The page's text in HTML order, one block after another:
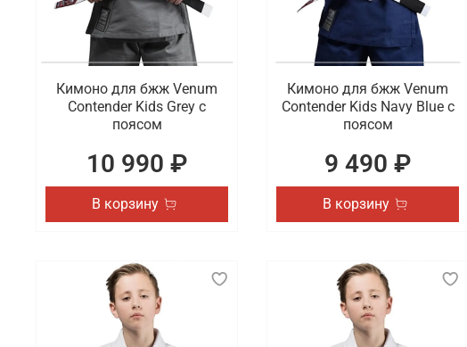
Кимоно для бжж Venum
Contender Kids Grey с
поясом
10 990 ₽
В корзину
Кимоно для бжж Venum
Contender Kids Navy Blue с
поясом
9 490 ₽
В корзину